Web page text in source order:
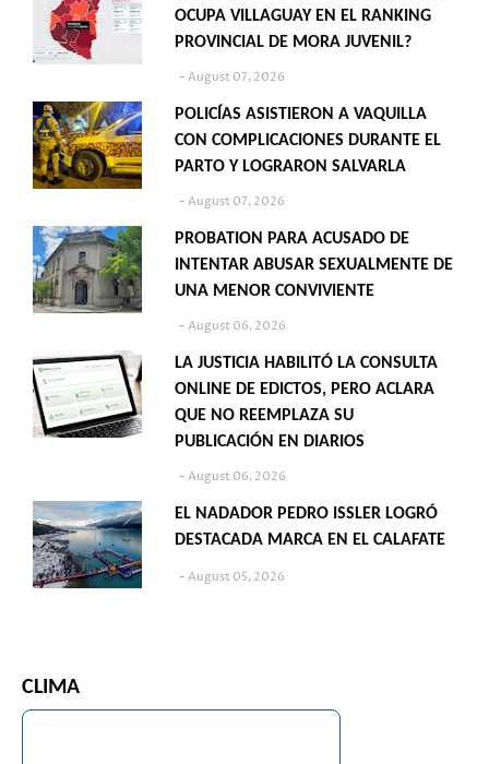
OCUPA VILLAGUAY EN EL RANKING
PROVINCIAL DE MORA JUVENIL?
August 07, 2026
POLICÍAS ASISTIERON A VAQUILLA
CON COMPLICACIONES DURANTE EL
PARTO Y LOGRARON SALVARLA
August 07, 2026
PROBATION PARA ACUSADO DE
INTENTAR ABUSAR SEXUALMENTE DE
UNA MENOR CONVIVIENTE
August 06, 2026
LA JUSTICIA HABILITÓ LA CONSULTA
ONLINE DE EDICTOS, PERO ACLARA
QUE NO REEMPLAZA SU
PUBLICACIÓN EN DIARIOS
August 06, 2026
EL NADADOR PEDRO ISSLER LOGRÓ
DESTACADA MARCA EN EL CALAFATE
August 05, 2026
CLIMA